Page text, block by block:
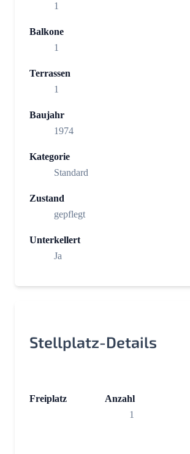
1
Balkone
1
Terrassen
1
Baujahr
1974
Kategorie
Standard
Zustand
gepflegt
Unterkellert
Ja
Stellplatz-Details
Freiplatz
Anzahl
1